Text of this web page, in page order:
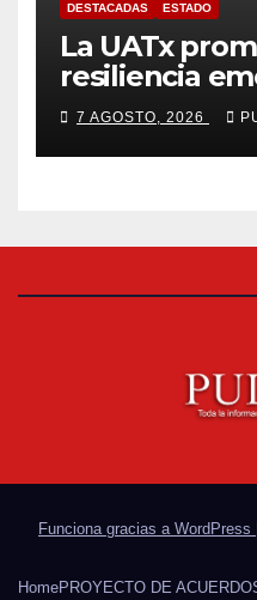
DESTACADAS ESTADO
La UATx
resiliencia
fortalecer salud y bienestar
de
7 AGOSTO, 2026
Funciona gracias a WordPress
HomePROYECTO DE ACUERDO